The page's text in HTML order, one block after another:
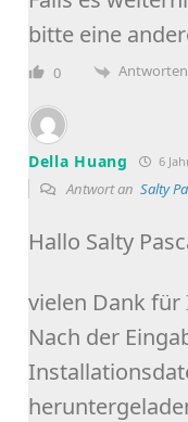
bitte eine
0 Antworten
Della Huang 6
Antwort an Salty
Hallo Salty
vielen Dank
Nach der